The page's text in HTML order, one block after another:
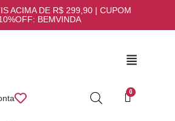
ACIMA DE R$ 299,90 | CUPOM
BEMVINDA